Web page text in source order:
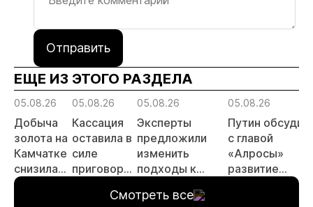
Отправить
ЕЩЕ ИЗ ЭТОГО РАЗДЕЛА
05.08.26
Добыча
золота на
Камчатке
снизилась
на 20,3%
05.08.26
Кассация
оставила в
силе
приговор
незаконной
05.08.26
Эксперты
предложили
изменить
подходы к
россыпной
05.08.26
Путин обсудил
с главой
«Алросы»
развитие
золотодобычи
Смотреть все